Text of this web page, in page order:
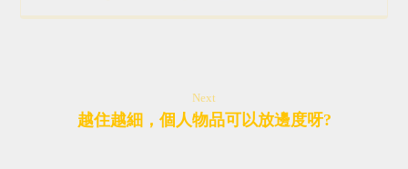
Next
越住越細，個人物品可以放邊度呀?